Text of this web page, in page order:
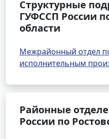
Структурные
ГУФССП России
области
Межрайонный отдел
исполнительным
Районные
России по